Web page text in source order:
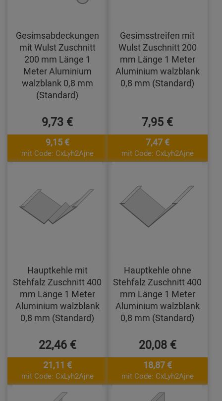
Gesimsabdeckungen
mit Wulst Zuschnitt
200 mm Länge 1
Meter Aluminium
walzblank 0,8 mm
(Standard)
9,73 €
9,15 €
mit Code: CxLyh2Ajne
Gesimsstreifen mit
Wulst Zuschnitt 200
mm Länge 1 Meter
Aluminium walzblank
0,8 mm (Standard)
7,95 €
7,47 €
mit Code: CxLyh2Ajne
Hauptkehle mit
Stehfalz Zuschnitt 400
mm Länge 1 Meter
Aluminium walzblank
0,8 mm (Standard)
22,46 €
21,11 €
mit Code: CxLyh2Ajne
Hauptkehle ohne
Stehfalz Zuschnitt 400
mm Länge 1 Meter
Aluminium walzblank
0,8 mm (Standard)
20,08 €
18,87 €
mit Code: CxLyh2Ajne